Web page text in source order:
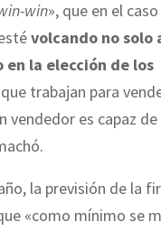
win», que en el
volcando no solo
en la elección de los
que trabajan para
vendedor es capaz
la previsión de la
«como mínimo se